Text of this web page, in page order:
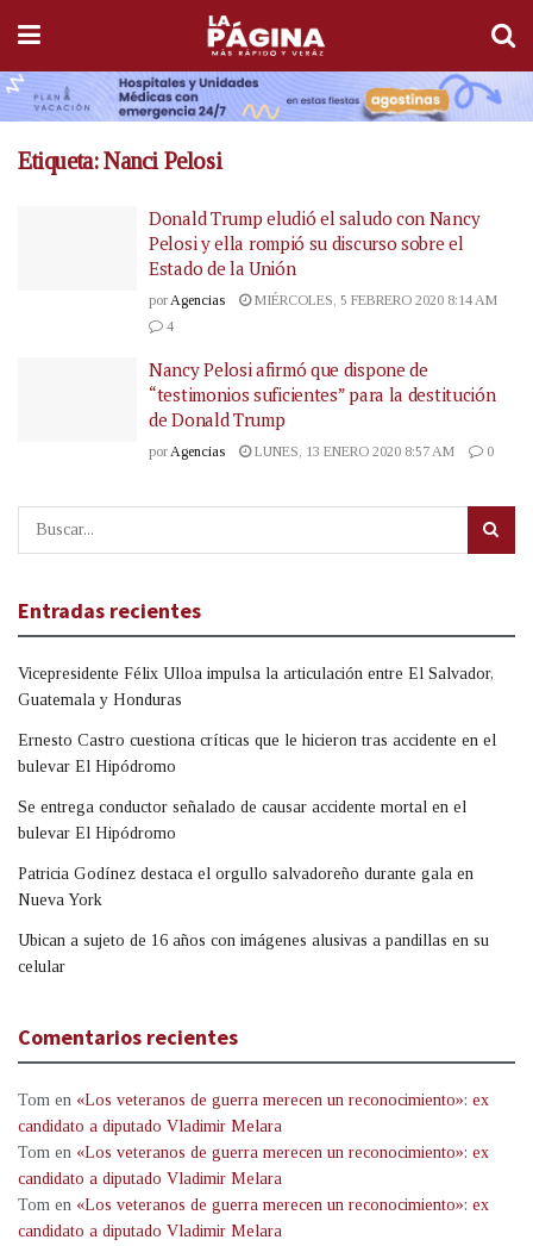
Etiqueta:Nanci Pelosi
Donald Trump eludió el saludo con Nancy
Pelosi y ella rompió su discurso sobre el
Estado de la Unión
por Agencias
MIÉRCOLES, 5 FEBRERO 2020 8:14 AM
4
Nancy Pelosi afirmó que dispone de
“testimonios suficientes” para la destitución
de Donald Trump
por Agencias LUNES, 13 ENERO 2020 8:57 AM 0
Entradas recientes
Vicepresidente Félix Ulloa impulsa la articulación entre El Salvador,
Guatemala y Honduras
Ernesto Castro cuestiona críticas que le hicieron tras accidente en el
bulevar El Hipódromo
Se entrega conductor señalado de causar accidente mortal en el
bulevar El Hipódromo
Patricia Godínez destaca el orgullo salvadoreño durante gala en
Nueva York
Ubican a sujeto de 16 años con imágenes alusivas a pandillas en su
celular
Comentarios recientes
Tom en «Los veteranos de guerra merecen un reconocimiento»: ex
candidato a diputado Vladimir Melara
Tom en «Los veteranos de guerra merecen un reconocimiento»: ex
candidato a diputado Vladimir Melara
Tom en «Los veteranos de guerra merecen un reconocimiento»: ex
candidato a diputado Vladimir Melara